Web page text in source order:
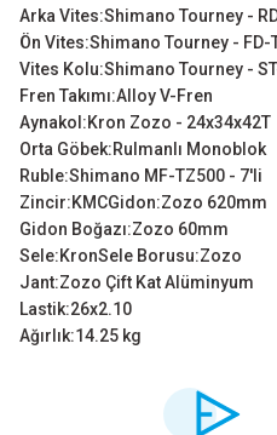
Arka Vites:Shimano Tourney -
Ön Vites:Shimano Tourney - FD-
Vites Kolu:Shimano Tourney -
Fren Takımı:Alloy V-Fren
Aynakol:Kron Zozo - 24x34x42T
Orta Göbek:Rulmanlı Monoblok
Ruble:Shimano MF-TZ500 - 7'li
Zincir:KMCGidon:Zozo 620mm
Gidon Boğazı:Zozo 60mm
Sele:KronSele Borusu:Zozo
Jant:Zozo Çift Kat Alüminyum
Lastik:26x2.10
Ağırlık:14.25 kg
Görüş ve önerileriniz için teşekkür